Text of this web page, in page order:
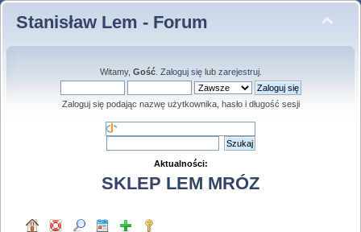
Stanisław Lem - Forum
Witamy, Gość. Zaloguj sięlub zarejestruj.
Zaloguj się podając nazwę użytkownika, hasło i długość sesji
Aktualności:
SKLEP LEM MRÓZ